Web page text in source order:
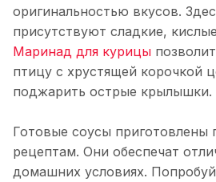
оригинальностью вкусов.
присутствуют сладкие,
Маринад для курицы
птицу с хрустящей корочкой
поджарить острые крылышки.
Готовые соусы
рецептам. Они обеспечат
домашних условиях.